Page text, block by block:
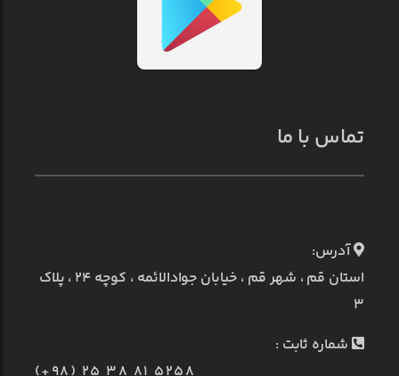
تماس با ما
آدرس:
استان قم ، شهر قم ، خیابان جوادالائمه ، کوچه ۲۴ ، پلاک
۳
شماره ثابت :